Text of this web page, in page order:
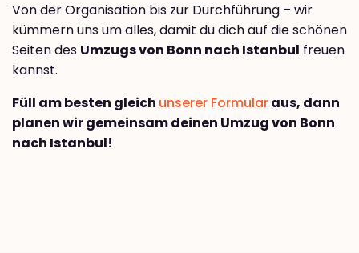
Von der Organisation bis zur Durchführung – wir
kümmern uns um alles, damit du dich auf die schönen
Seiten des Umzugs von Bonn nach Istanbul freuen
kannst.
Füll am besten gleich unserer Formularaus, dann
planen wir gemeinsam deinen Umzug von Bonn
nach Istanbul!